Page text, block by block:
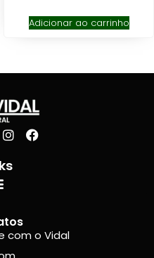
Adicionar ao carrinho
com o Vidal